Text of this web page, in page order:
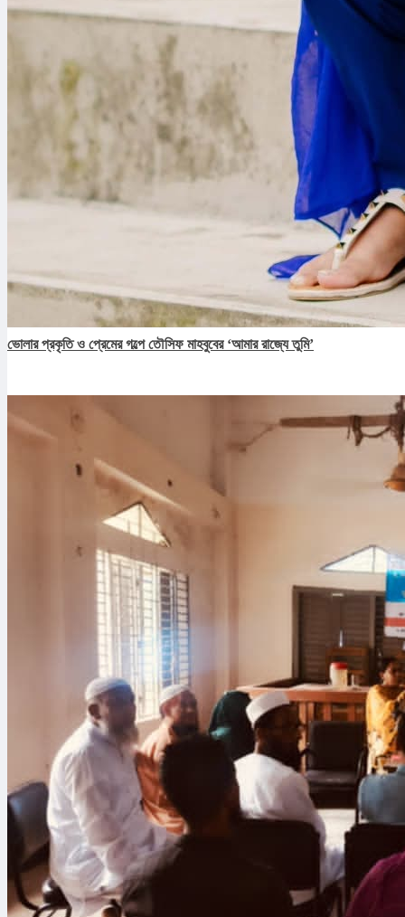
ভোলার প্রকৃতি ও প্রেমের গল্পে তৌসিফ মাহবুবের ‘আমার রাজ্যে তুমি’